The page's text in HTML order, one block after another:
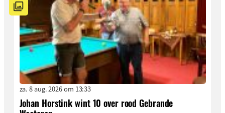
za. 8 aug. 2026 om 13:33
Johan Horstink wint 10 over rood Gebrande